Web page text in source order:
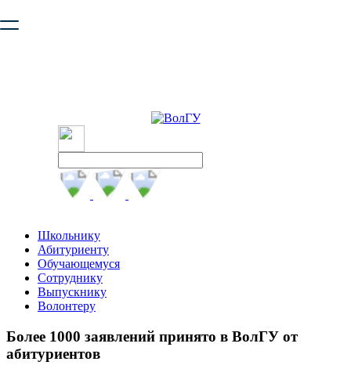
безопасную работу с сайтом. Пожалуйста
Школьнику
Абитуриенту
Обучающемуся
Сотруднику
Выпускнику
Волонтеру
Более 1000 заявлений принято в ВолГУ от
абитуриентов